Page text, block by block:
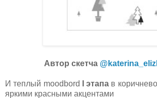
Автор скетча
И теплый moodbord I этапа в
яркими красными акцентами